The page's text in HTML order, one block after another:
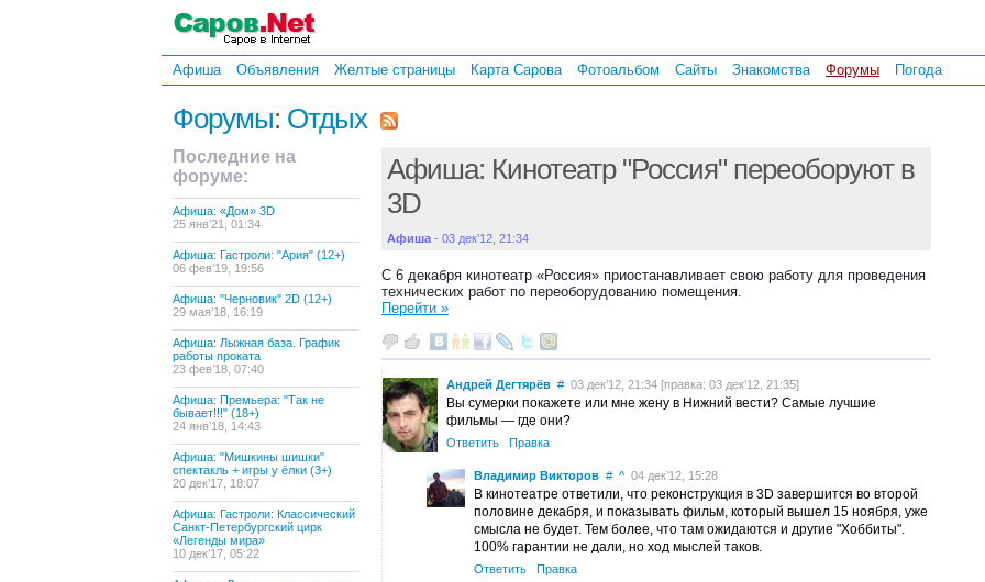
Афиша Объявления Желтые страницы Карта Сарова Фотоальбом Сайты Знакомства Форумы Погода
Форумы: Отдых
Последние на
форуме:
Афиша: «Дом» 3D
25 янв’21, 01:34
Афиша: Гастроли: "Ария" (12+)
06 фев’19, 19:56
Афиша: "Черновик" 2D (12+)
29 мая’18, 16:19
Афиша: Лыжная база. График
работы проката
23 фев’18, 07:40
Афиша: Премьера: "Так не
бывает!!!" (18+)
24 янв’18, 14:43
Афиша: "Мишкины шишки"
спектакль + игры у ёлки (3+)
20 дек’17, 18:07
Афиша: Гастроли: Классический
Санкт-Петербургский цирк
«Легенды мира»
10 дек’17, 05:22
Афиша: Кинотеатр "Россия" переоборуют в
3D
Афиша - 03 дек’12, 21:34
С 6 декабря кинотеатр «Россия» приостанавливает свою работу для проведения
технических работ по переоборудованию помещения.
Перейти »
Андрей Дегтярёв # 03 дек’12, 21:34 [правка: 03 дек’12, 21:35]
Вы сумерки покажете или мне жену в Нижний вести? Самые лучшие
фильмы — где они?
Ответить Правка
Владимир Викторов # ^ 04 дек’12, 15:28
В кинотеатре ответили, что реконструкция в 3D завершится во второй
половине декабря, и показывать фильм, который вышел 15 ноября, уже
смысла не будет. Тем более, что там ожидаются и другие "Хоббиты".
100% гарантии не дали, но ход мыслей таков.
Ответить Правка